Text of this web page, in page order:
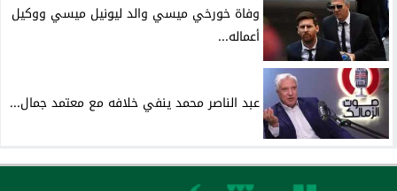
وفاة خورخي ميسي والد ليونيل ميسي ووكيل
أعماله...
عبد الناصر محمد ينفي خلافه مع معتمد جمال...